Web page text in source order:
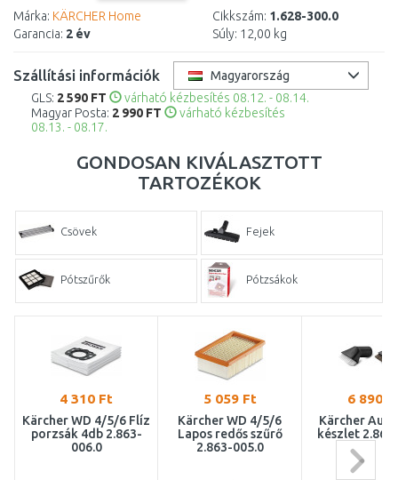
Márka: KÄRCHER Home
Garancia: 2 év
Cikkszám: 1.628-300.0
Súly: 12,00 kg
Szállítási információk
Magyarország
GLS: 2 590 FT
várható kézbesítés 08.12. - 08.14.
Magyar Posta: 2 990 FT
várható kézbesítés
08.13. - 08.17.
GONDOSAN KIVÁLASZTOTT
TARTOZÉKOK
Csövek Fejek
Pótszűrők Pótzsákok
4 310 Ft
Kärcher WD 4/5/6 Flíz
porzsák 4db 2.863-
006.0
5 059 Ft
Kärcher WD 4/5/6
Lapos redős szűrő
2.863-005.0
6 890
Kärcher
készlet